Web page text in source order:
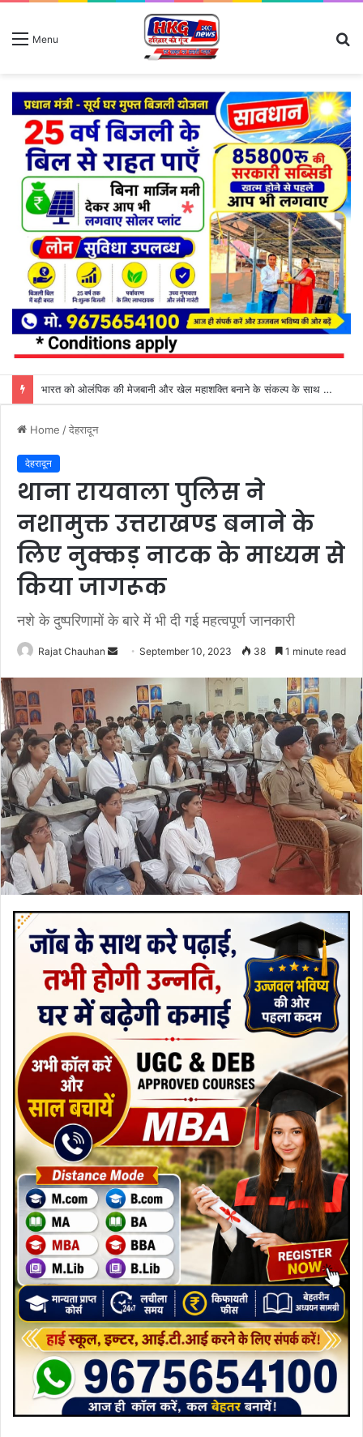
Menu
कांवड़ियों की सेवा सहयोग करना हम सभी का कर्तव्य: महंत बिष्णु दास
Home /देहरादून
देहरादून
थाना रायवाला पुलिस ने
नशामुक्त उत्तराखण्ड बनाने के
लिए नुक्कड़ नाटक के माध्यम से
किया जागरूक
नशे के दुष्परिणामों के बारे में भी दी गई महत्वपूर्ण जानकारी
Rajat Chauhan
Send
email
September 10, 2023 38 1 minute read